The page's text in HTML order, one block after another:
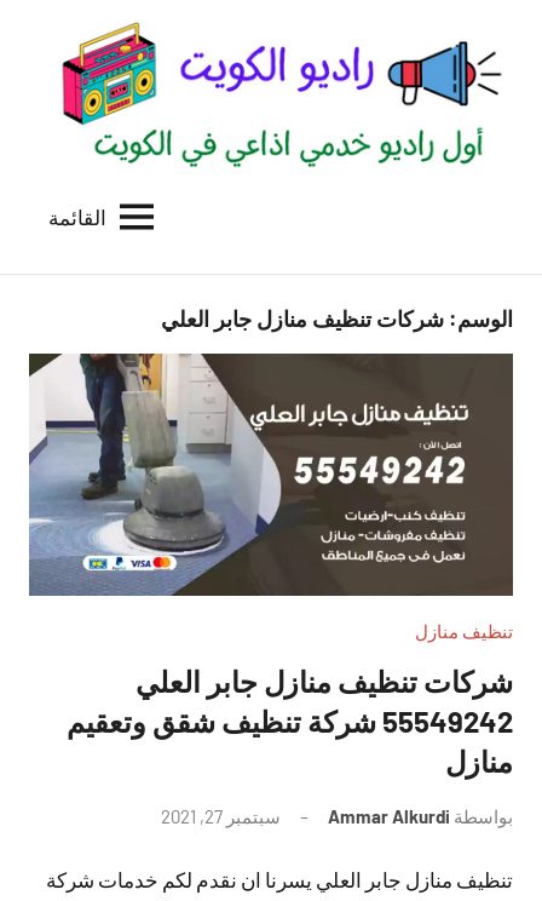
المحتوى
الكويت
للاعلانات
القائمة
الوسم: شركات تنظيف منازل جابر العلي
تنظيف منازل
شركات تنظيف منازل جابر العلي
55549242 شركة تنظيف شقق وتعقيم
منازل
بواسطة Ammar Alkurdi سبتمبر 27, 2021
تعليقات
تنظيف منازل جابر العلي يسرنا ان نقدم لكم خدمات شركة